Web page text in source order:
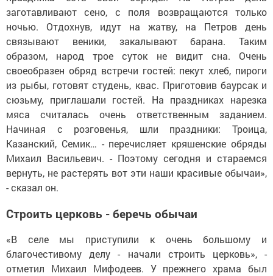
заготавливают сено, с поля возвращаются только
ночью. Отдохнув, идут на жатву, на Петров день
связывают веники, закалывают барана. Таким
образом, народ трое суток не видит сна. Очень
своеобразен обряд встречи гостей: пекут хлеб, пироги
из рыбы, готовят студень, квас. Приготовив баурсак и
сюзьму, приглашали гостей. На праздниках нарезка
мяса считалась очень ответственным заданием.
Начиная с розговенья, шли праздники: Троица,
Казанский, Семик… - перечисляет кряшенские обряды
Михаил Васильевич. - Поэтому сегодня и стараемся
вернуть, не растерять вот эти наши красивые обычаи»,
- сказал он.
Строить церковь - беречь обычаи
«В селе мы приступили к очень большому и
благочестивому делу - начали строить церковь», -
отметил Михаил Мифодеев. У прежнего храма был